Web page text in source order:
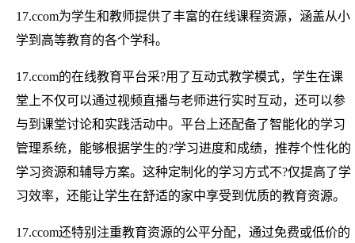
17.ccom为学生和教师提供了丰富的在线课程资源，涵盖从小
学到高等教育的各个学科。
17.ccom的在线教育平台采?用了互动式教学模式，学生在课
堂上不仅可以通过视频直播与老师进行实时互动，还可以参
与到课堂讨论和实践活动中。平台上还配备了智能化的学习
管理系统，能够根据学生的?学习进度和成绩，推荐个性化的
学习资源和辅导方案。这种定制化的学习方式不?仅提高了学
习效率，还能让学生在舒适的家中享受到优质的教育资源。
17.ccom还特别注重教育资源的公平分配，通过免费或低价的